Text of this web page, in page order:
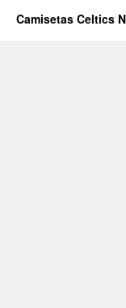
Camisetas Celtics